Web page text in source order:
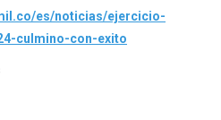
es/noticias/ejercicio-
culmino-con-exito